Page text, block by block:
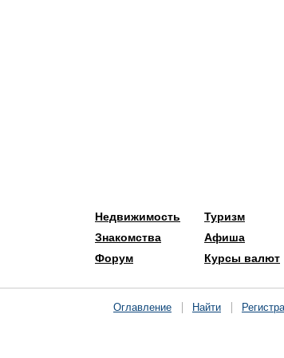
Недвижимость
Знакомства
Форум
Туризм
Афиша
Курсы валют
Оглавление Найти